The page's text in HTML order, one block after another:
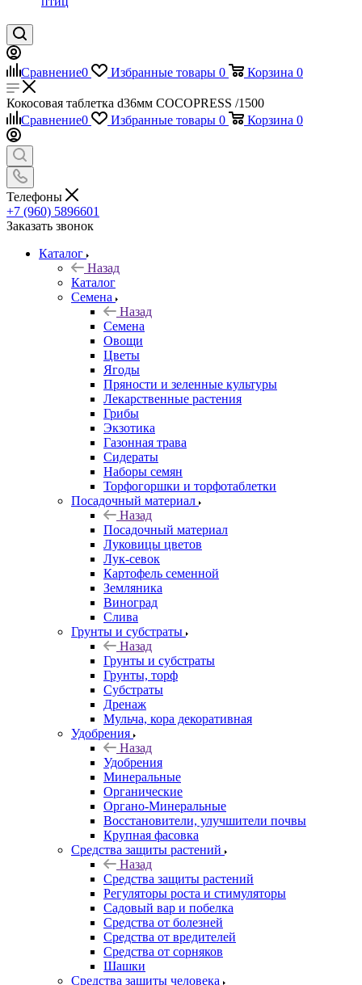
Сравнение0 Избранные товары 0 Корзина 0
Кокосовая таблетка d36мм COCOPRESS /1500
Сравнение0 Избранные товары 0 Корзина 0
Телефоны
+7 (960) 5896601
Заказать звонок
Каталог
Назад
Каталог
Семена
Назад
Семена
Овощи
Цветы
Ягоды
Пряности и зеленные культуры
Лекарственные растения
Грибы
Экзотика
Газонная трава
Сидераты
Наборы семян
Торфогоршки и торфотаблетки
Посадочный материал
Назад
Посадочный материал
Луковицы цветов
Лук-севок
Картофель семенной
Земляника
Виноград
Слива
Грунты и субстраты
Назад
Грунты и субстраты
Грунты, торф
Субстраты
Дренаж
Мульча, кора декоративная
Удобрения
Назад
Удобрения
Минеральные
Органические
Органо-Минеральные
Восстановители, улучшители почвы
Крупная фасовка
Средства защиты растений
Назад
Средства защиты растений
Регуляторы роста и стимуляторы
Садовый вар и побелка
Средства от болезней
Средства от вредителей
Средства от сорняков
Шашки
Средства защиты человека